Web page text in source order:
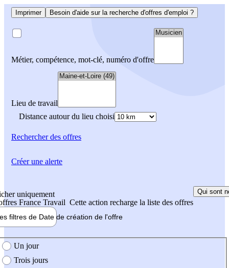
Imprimer Besoin d'aide sur la recherche d'offres d'emploi ?
Métier, compétence, mot-clé, numéro d'offre
Lieu de travail
Distance autour du lieu choisi
Rechercherdes offres
uniquement
France Travail Cette action recharge la liste des offres
Qui sont
filtres de Date de création de l'offre
création de l'offre
Un jour
Trois jours
Créer une alerte